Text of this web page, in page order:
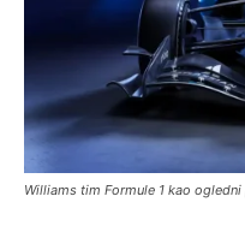
Williams tim Formule 1 kao